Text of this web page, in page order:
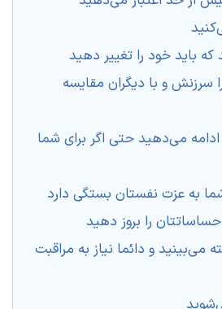
سرزنش و با دیگران مقایسه
ادامه می‌دهید حتی اگر برای شما
می‌بینید و دائما نیاز به مراقبت